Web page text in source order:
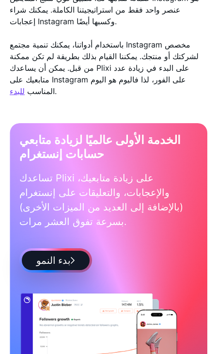
عنصر واحد فقط من استراتيجيتنا الكاملة. يمكنك شراء
إعجابات Instagram وكسبها أيضًا.
باستخدام أدواتنا، يمكنك تنمية مجتمع Instagram مخصص
لشركتك أو منتجك. يمكننا القيام بذلك بطريقة لم تكن ممكنة
من قبل. يمكن أن يساعدك Plixi على البدء في زيادة عدد
متابعيك على Instagram على الفور، لذا فاليوم هو اليوم
المناسب للبدء .
الخدمة الأولى عالميًا لزيادة متابعي
حسابات إنستغرام
تساعدك Plixi على زيادة متابعيك،
والإعجابات، والتعليقات على إنستغرام
(بالإضافة إلى العديد من الميزات الأخرى)
بسرعة تفوق العشر مرات.
بدء النمو